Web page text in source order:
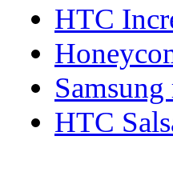
HTC
HTC